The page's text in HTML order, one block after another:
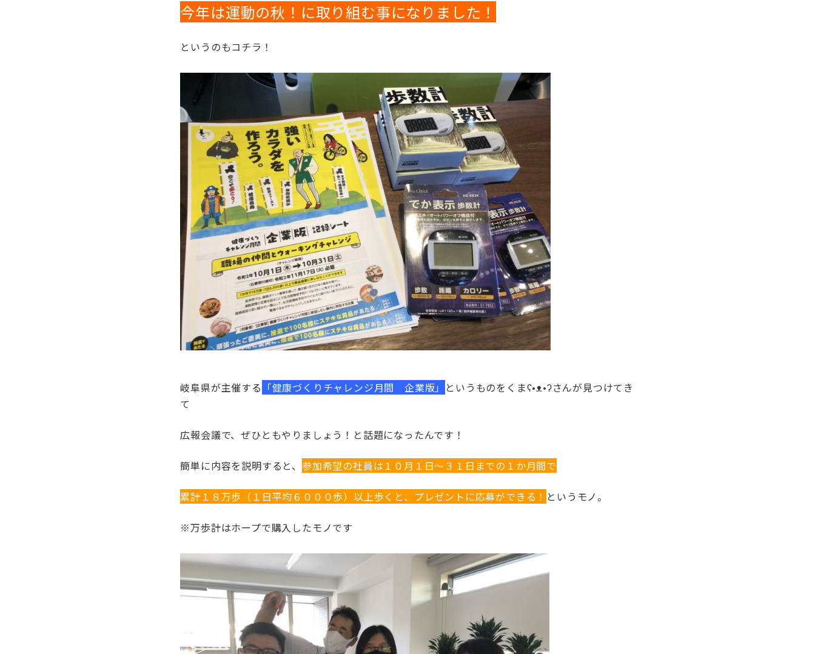
今年は運動の秋！に取り組む事になりました！
というのもコチラ！
岐阜県が主催する 「健康づくりチャレンジ月間 企業版」 というものをくまʕ•ᴥ•ʔさんが見つけてき
て
広報会議で、ぜひともやりましょう！と話題になったんです！
簡単に内容を説明すると、 参加希望の社員は１０月１日～３１日までの１か月間で
累計１８万歩（１日平均６０００歩）以上歩くと、プレゼントに応募ができる！ というモノ。
※万歩計はホープで購入したモノです